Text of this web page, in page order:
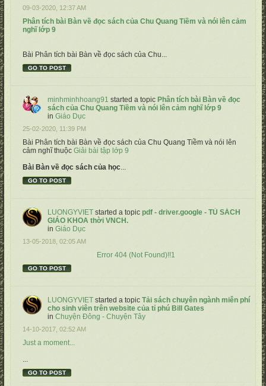
09-03-2020, 12:37 AM
Phân tích bài Bàn về đọc sách của Chu Quang Tiềm và nói lên cảm
nghĩ lớp 9
Bài Phân tích bài Bàn về đọc sách của Chu...
GO TO POST
minhminhhoang91 started a topic Phân tích bài Bàn về đọc
sách của Chu Quang Tiềm và nói lên cảm nghĩ lớp 9
in Giáo Dục
25-02-2020, 11:39 PM
Bài Phân tích bài Bàn về đọc sách của Chu Quang Tiềm và nói lên
cảm nghĩ thuộc Giải bài tập lớp 9
Bài Bàn về đọc sách của học...
GO TO POST
LUONGYVIET started a topic pdf - driver.google - TỦ SÁCH
GIÁO KHOA thời VNCH.
in Giáo Dục
13-05-2018, 02:05 AM
Error 404 (Not Found)!!1
GO TO POST
LUONGYVIET started a topic Tải sách chuyên ngành miễn phí
cho sinh viên trên website của tỉ phú Bill Gates
in Chuyện Đông - Chuyện Tây
14-10-2017, 02:52 AM
Just a moment...
...
GO TO POST